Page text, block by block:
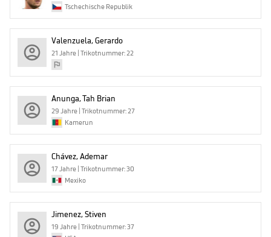
Tschechische Republik
Valenzuela, Gerardo
21 Jahre | Trikotnummer: 22
Anunga, Tah Brian
29 Jahre | Trikotnummer: 27
Kamerun
Chávez, Ademar
17 Jahre | Trikotnummer: 30
Mexiko
Jimenez, Stiven
19 Jahre | Trikotnummer: 37